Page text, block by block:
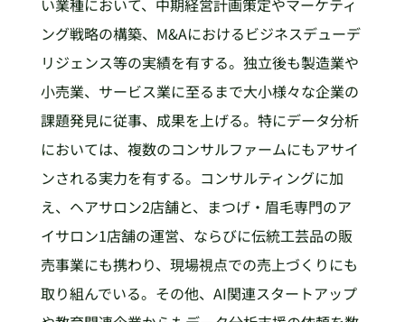
い業種において、中期経営計画策定やマーケティ
ング戦略の構築、M&Aにおけるビジネスデューデ
リジェンス等の実績を有する。独立後も製造業や
小売業、サービス業に至るまで大小様々な企業の
課題発見に従事、成果を上げる。特にデータ分析
においては、複数のコンサルファームにもアサイ
ンされる実力を有する。コンサルティングに加
え、ヘアサロン2店舗と、まつげ・眉毛専門のア
イサロン1店舗の運営、ならびに伝統工芸品の販
売事業にも携わり、現場視点での売上づくりにも
取り組んでいる。その他、AI関連スタートアップ